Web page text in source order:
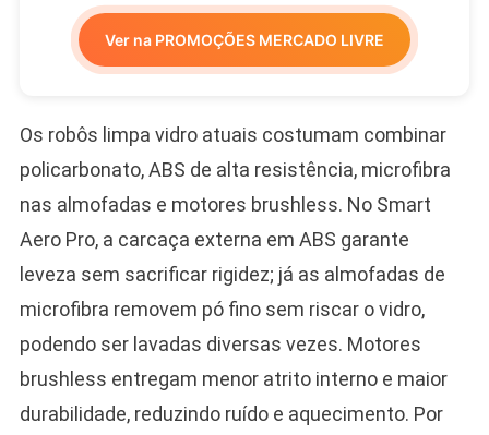
Ver na PROMOÇÕES MERCADO LIVRE
Os robôs limpa vidro atuais costumam combinar
policarbonato, ABS de alta resistência, microfibra
nas almofadas e motores brushless. No Smart
Aero Pro, a carcaça externa em ABS garante
leveza sem sacrificar rigidez; já as almofadas de
microfibra removem pó fino sem riscar o vidro,
podendo ser lavadas diversas vezes. Motores
brushless entregam menor atrito interno e maior
durabilidade, reduzindo ruído e aquecimento. Por